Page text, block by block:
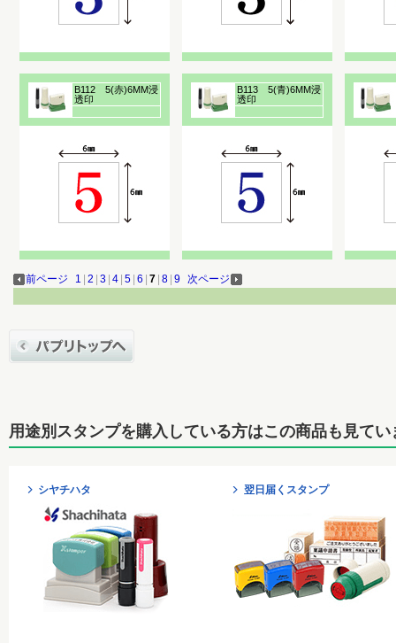
B112 5(赤)6MM浸
透印
B113 5(青)6MM浸
透印
前ページ 1 2 3 4 5 6 7 8 9 次ページ
用途別スタンプを購入している方はこの商品も見てい
シヤチハタ 翌日届くスタンプ